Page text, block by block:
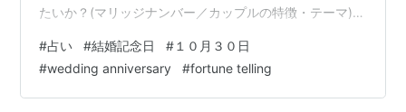
たいか？(マリッジナンバー／カップルの特徴・テーマ)
か？(マリッジ挑戦数／ カップルの方向性・目標) を以下
のように、読み解くことができます。
━━━━━━━━━━━━━━━━━━━━━━━━━━━━━━━◇◆ ～お二人へ
#占い #結婚記念日 # １０月３０日
#wedding anniversary #fortune telling